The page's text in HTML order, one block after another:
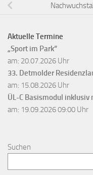
Aktuelle Termine
„Sport im Park“
am: 20.07.2026 Uhr
33. Detmolder
am: 15.08.2026 Uhr
ÜL-C Basismodul inklusiv
am: 19.09.2026 09:00 Uhr
Suchen